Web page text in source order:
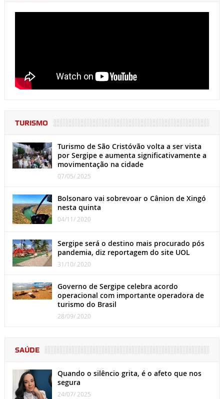
TURISMO
Turismo de São Cristóvão volta a ser vista
por Sergipe e aumenta significativamente a
movimentação na cidade
07/05/ 2025
Bolsonaro vai sobrevoar o Cânion de Xingó
nesta quinta
04/11/ 2020
Sergipe será o destino mais procurado pós
pandemia, diz reportagem do site UOL
31/10/ 2020
Governo de Sergipe celebra acordo
operacional com importante operadora de
turismo do Brasil
28/09/ 2020
SAÚDE
Quando o silêncio grita, é o afeto que nos
segura
24/07/ 2025